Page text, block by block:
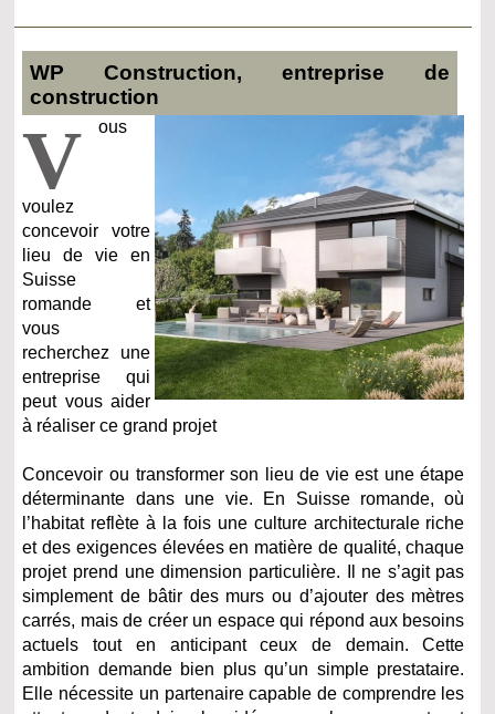
WP Construction, entreprise de
construction
V ous
voulez
concevoir votre
lieu de vie en
Suisse
romande et
vous
recherchez une
entreprise qui
peut vous aider
à réaliser ce grand projet
Concevoir ou transformer son lieu de vie est une étape
déterminante dans une vie. En Suisse romande, où
l’habitat reflète à la fois une culture architecturale riche
et des exigences élevées en matière de qualité, chaque
projet prend une dimension particulière. Il ne s’agit pas
simplement de bâtir des murs ou d’ajouter des mètres
carrés, mais de créer un espace qui répond aux besoins
actuels tout en anticipant ceux de demain. Cette
ambition demande bien plus qu’un simple prestataire.
Elle nécessite un partenaire capable de comprendre les